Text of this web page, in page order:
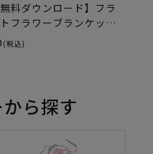
無料ダウンロード】フラ
フラワーブランケット
シピ）
(税込)
ら探す